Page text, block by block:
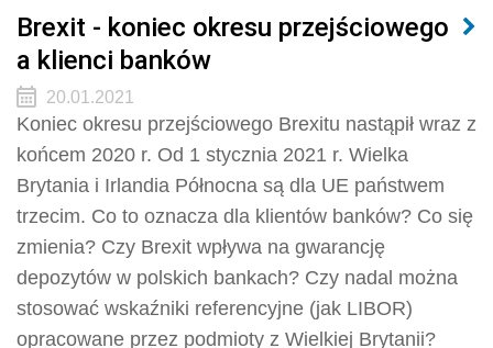
Brexit - koniec okresu przejściowego
a klienci banków
20.01.2021
Koniec okresu przejściowego Brexitu nastąpił wraz z
końcem 2020 r. Od 1 stycznia 2021 r. Wielka
Brytania i Irlandia Północna są dla UE państwem
trzecim. Co to oznacza dla klientów banków? Co się
zmienia? Czy Brexit wpływa na gwarancję
depozytów w polskich bankach? Czy nadal można
stosować wskaźniki referencyjne (jak LIBOR)
opracowane przez podmioty z Wielkiej Brytanii?